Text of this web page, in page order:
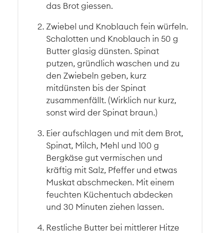
das Brot giessen.
Zwiebel und Knoblauch fein würfeln.
Schalotten und Knoblauch in 50 g
Butter glasig dünsten. Spinat
putzen, gründlich waschen und zu
den Zwiebeln geben, kurz
mitdünsten bis der Spinat
zusammenfällt. (Wirklich nur kurz,
sonst wird der Spinat braun.)
Eier aufschlagen und mit dem Brot,
Spinat, Milch, Mehl und 100 g
Bergkäse gut vermischen und
kräftig mit Salz, Pfeffer und etwas
Muskat abschmecken. Mit einem
feuchten Küchentuch abdecken
und 30 Minuten ziehen lassen.
Restliche Butter bei mittlerer Hitze